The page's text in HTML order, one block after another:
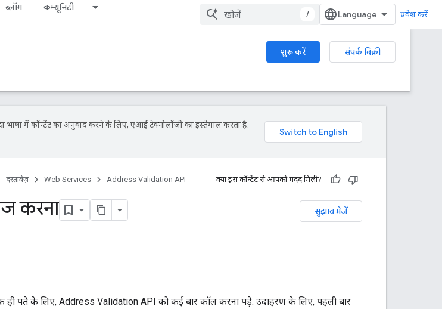
ब्लॉग कम्यूनिटी
/ प्रवेश करें
शुरू करें
संपर्क बिक्री
भाषा में कॉन्टेंट का अनुवाद करने के लिए, एआई टेक्नोलॉजी का इस्तेमाल करता है.
दस्तावेज़ Web Services Address Validation API क्या इस कॉन्टेंट से आपको मदद मिली?
सुझाव भेजें
करना
पते के लिए, Address Validation API को कई बार कॉल करना पड़े. उदाहरण के लिए, पहली बार